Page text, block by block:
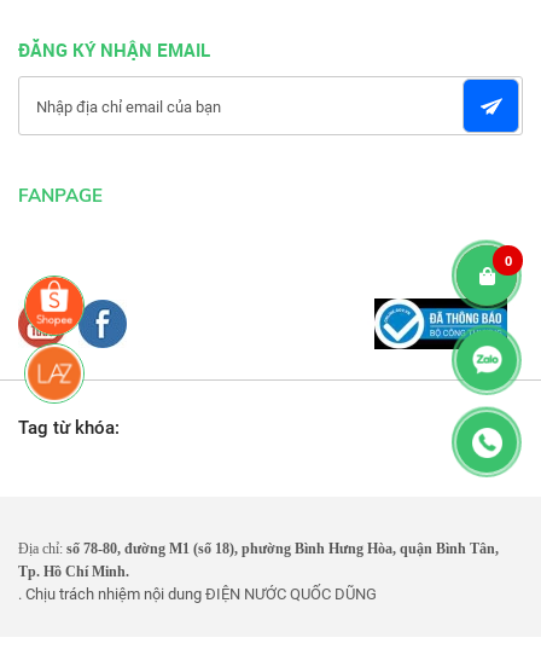
ĐĂNG KÝ NHẬN EMAIL
FANPAGE
Tag từ khóa:
Địa chỉ: số 78-80, đường M1 (số 18), phường Bình Hưng Hòa, quận Bình Tân,
Tp. Hồ Chí Minh.
. Chịu trách nhiệm nội dung ĐIỆN NƯỚC QUỐC DŨNG
0